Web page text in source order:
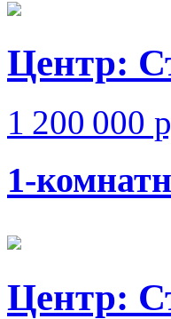
Центр:
1 200 000
1-
Центр: